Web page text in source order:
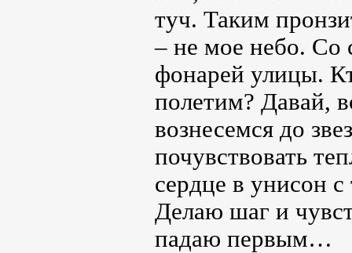
туч. Таким
– не мое небо. Со
фонарей улицы.
полетим? Давай,
вознесемся до
почувствовать
сердце в унисон
Делаю шаг и
падаю первым…